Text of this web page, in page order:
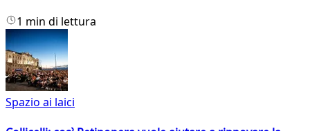
1 min di lettura
Spazio ai laici